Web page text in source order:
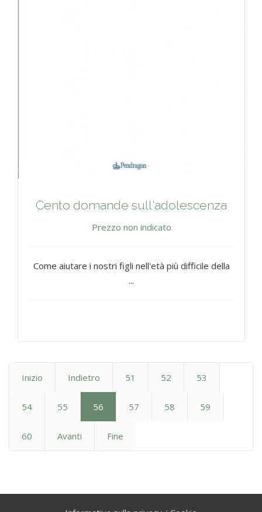
Cento domande sull'adolescenza
Prezzo non indicato
Come aiutare i nostri figli nell'età più difficile della
...
Inizio Indietro 51 52 53
54 55 56 57 58 59
60 Avanti Fine